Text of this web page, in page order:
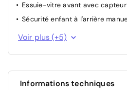
Essuie-vitre avant avec
Sécurité enfant à l'arrière
Feux halogène
Voir plus (+5)
Informations techniques